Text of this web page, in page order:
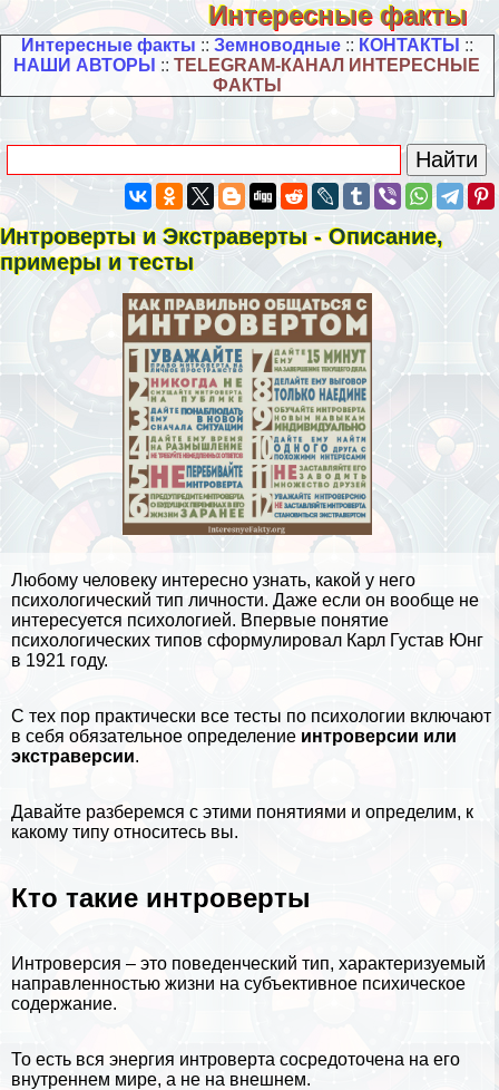
Интересные факты
Интересные факты :: Земноводные:: КОНТАКТЫ ::
НАШИ АВТОРЫ ::TELEGRAM-КАНАЛ ИНТЕРЕСНЫЕ
ФАКТЫ
Интроверты и Экстраверты - Описание,
примеры и тесты
Любому человеку интересно узнать, какой у него
психологический тип личности. Даже если он вообще не
интересуется психологией. Впервые понятие
психологических типов сформулировал Карл Густав Юнг
в 1921 году.
С тех пор пpaктически все тесты по психологии включают
в себя обязательное определение интроверсии или
экстраверсии.
Давайте разберемся с этими понятиями и определим, к
какому типу относитесь вы.
Кто такие интроверты
Интроверсия – это поведенческий тип, хаpaктеризуемый
направленностью жизни на субъективное психическое
содержание.
То есть вся энергия интроверта сосредоточена на его
внутреннем мире, а не на внешнем.